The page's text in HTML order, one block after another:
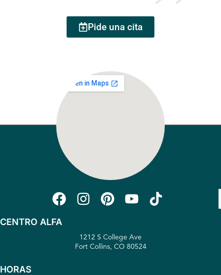
Pide una cita
CENTRO ALFA
1212 S College Ave
Fort Collins, CO 80524
HORAS